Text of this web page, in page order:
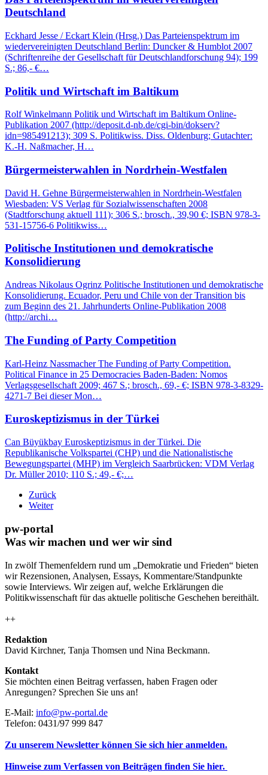
Deutschland
Eckhard Jesse / Eckart Klein (Hrsg.) Das Parteienspektrum im
wiedervereinigten Deutschland Berlin: Duncker & Humblot 2007
(Schriftenreihe der Gesellschaft für Deutschlandforschung 94); 199
S.; 86,- €…
Politik und Wirtschaft im Baltikum
Rolf Winkelmann Politik und Wirtschaft im Baltikum Online-
Publikation 2007 (http://deposit.d-nb.de/cgi-bin/dokserv?
idn=985491213); 309 S. Politikwiss. Diss. Oldenburg; Gutachter:
K.-H. Naßmacher, H…
Bürgermeisterwahlen in Nordrhein-Westfalen
David H. Gehne Bürgermeisterwahlen in Nordrhein-Westfalen
Wiesbaden: VS Verlag für Sozialwissenschaften 2008
(Stadtforschung aktuell 111); 306 S.; brosch., 39,90 €; ISBN 978-3-
531-15756-6 Politikwiss…
Politische Institutionen und demokratische
Konsolidierung
Andreas Nikolaus Ogrinz Politische Institutionen und demokratische
Konsolidierung. Ecuador, Peru und Chile von der Transition bis
zum Beginn des 21. Jahrhunderts Online-Publikation 2008
(http://archi…
The Funding of Party Competition
Karl-Heinz Nassmacher The Funding of Party Competition.
Political Finance in 25 Democracies Baden-Baden: Nomos
Verlagsgesellschaft 2009; 467 S.; brosch., 69,- €; ISBN 978-3-8329-
4271-7 Bei dieser Mon…
Euroskeptizismus in der Türkei
Can Büyükbay Euroskeptizismus in der Türkei. Die
Republikanische Volkspartei (CHP) und die Nationalistische
Bewegungspartei (MHP) im Vergleich Saarbrücken: VDM Verlag
Dr. Müller 2010; 110 S.; 49,- €;…
Zurück
Weiter
pw-portal
Was wir machen und wer wir sind
In zwölf Themenfeldern rund um „Demokratie und Frieden“ bieten
wir Rezensionen, Analysen, Essays, Kommentare/Standpunkte
sowie Interviews. Wir zeigen auf, welche Erklärungen die
Politikwissenschaft für das aktuelle politische Geschehen bereithält.
++
Redaktion
David Kirchner, Tanja Thomsen und Nina Beckmann.
Kontakt
Sie möchten einen Beitrag verfassen, haben Fragen oder
Anregungen? Sprechen Sie uns an!
E-Mail: info@pw-portal.de
Telefon: 0431/97 999 847
Zu unserem Newsletter können Sie sich hier anmelden.
Hinweise zum Verfassen von Beiträgen finden Sie hier.